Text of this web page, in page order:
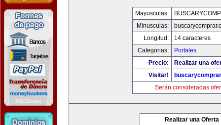
Mayusculas:
Minusculas:
Longitud:
14 caracteres
Categorias:
Portales
Precio:
Realizar una
Visitar!
Serán consideradas
Realizar una Oferta